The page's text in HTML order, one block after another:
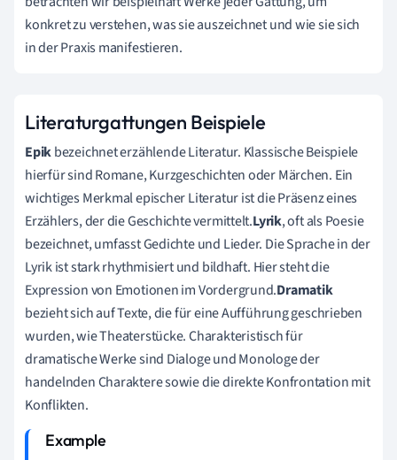
konkret zu verstehen, was sie auszeichnet und wie sie sich
in der Praxis manifestieren.
Literaturgattungen Beispiele
Epikbezeichnet erzählende Literatur. Klassische Beispiele
hierfür sind Romane, Kurzgeschichten oder Märchen. Ein
wichtiges Merkmal epischer Literatur ist die Präsenz eines
Erzählers, der die Geschichte vermittelt.Lyrik, oft als Poesie
bezeichnet, umfasst Gedichte und Lieder. Die Sprache in der
Lyrik ist stark rhythmisiert und bildhaft. Hier steht die
Expression von Emotionen im Vordergrund.Dramatik
bezieht sich auf Texte, die für eine Aufführung geschrieben
wurden, wie Theaterstücke. Charakteristisch für
dramatische Werke sind Dialoge und Monologe der
handelnden Charaktere sowie die direkte Konfrontation mit
Konflikten.